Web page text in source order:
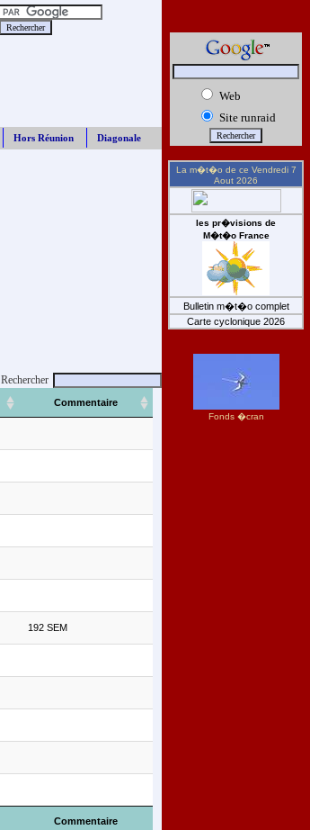
Hors Réunion Diagonale
Rechercher
Commentaire
Commentaire
192 SEM
Web
Site runraid
La m�t�o de ce Vendredi 7
Aout 2026
les pr�visions de
M�t�o France
Bulletin m�t�o complet
Carte cyclonique 2026
Fonds �cran